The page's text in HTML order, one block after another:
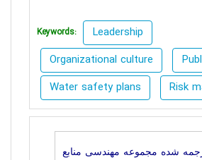
Keywords:
Leadership
Organizational culture
Water safety plans
Risk
شده مجموعه مهندسی منابع